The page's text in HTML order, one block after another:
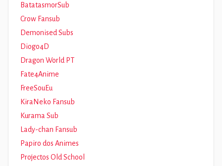
BatatasmorSub
Crow Fansub
Demonised Subs
Diogo4D
Dragon World PT
Fate4Anime
FreeSouEu
KiraNeko Fansub
Kurama Sub
Lady-chan Fansub
Papiro dos Animes
Projectos Old School